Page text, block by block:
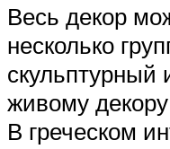
Весь декор
несколько
скульптурный
живому
В греческом